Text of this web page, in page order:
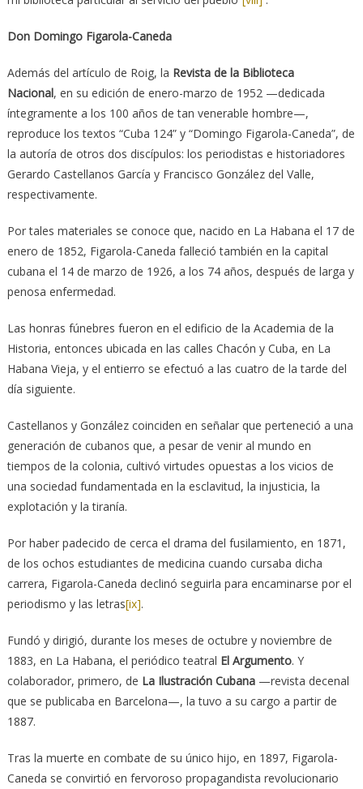
Don Domingo Figarola-Caneda
Además del artículo de Roig, la Revista de la Biblioteca
Nacional, en su edición de enero-marzo de 1952 —dedicada
íntegramente a los 100 años de tan venerable hombre—,
reproduce los textos “Cuba 124” y “Domingo Figarola-Caneda”, de
la autoría de otros dos discípulos: los periodistas e historiadores
Gerardo Castellanos García y Francisco González del Valle,
respectivamente.
Por tales materiales se conoce que, nacido en La Habana el 17 de
enero de 1852, Figarola-Caneda falleció también en la capital
cubana el 14 de marzo de 1926, a los 74 años, después de larga y
penosa enfermedad.
Las honras fúnebres fueron en el edificio de la Academia de la
Historia, entonces ubicada en las calles Chacón y Cuba, en La
Habana Vieja, y el entierro se efectuó a las cuatro de la tarde del
día siguiente.
Castellanos y González coinciden en señalar que perteneció a una
generación de cubanos que, a pesar de venir al mundo en
tiempos de la colonia, cultivó virtudes opuestas a los vicios de
una sociedad fundamentada en la esclavitud, la injusticia, la
explotación y la tiranía.
Por haber padecido de cerca el drama del fusilamiento, en 1871,
de los ochos estudiantes de medicina cuando cursaba dicha
carrera, Figarola-Caneda declinó seguirla para encaminarse por el
periodismo y las letras[ix].
Fundó y dirigió, durante los meses de octubre y noviembre de
1883, en La Habana, el periódico teatral El Argumento. Y
colaborador, primero, de La Ilustración Cubana—revista decenal
que se publicaba en Barcelona—, la tuvo a su cargo a partir de
1887.
Tras la muerte en combate de su único hijo, en 1897, Figarola-
Caneda se convirtió en fervoroso propagandista revolucionario